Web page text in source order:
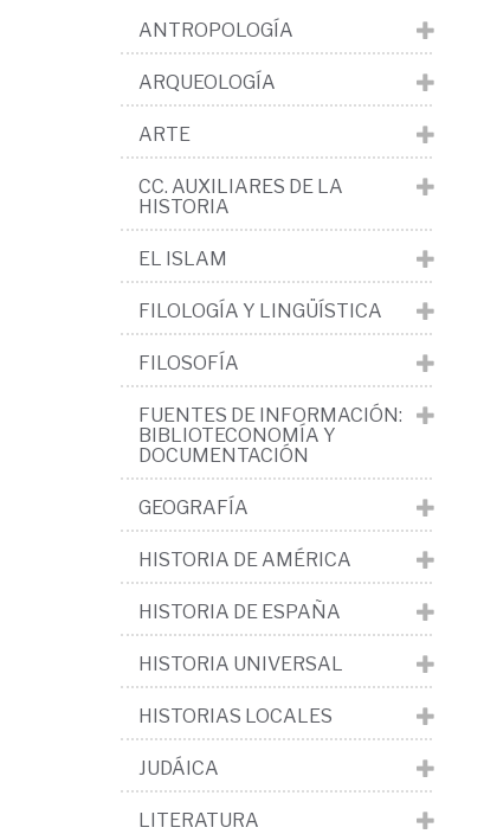
ANTROPOLOGÍA
ARQUEOLOGÍA
ARTE
CC. AUXILIARES DE LA
HISTORIA
EL ISLAM
FILOLOGÍA Y LINGÜÍSTICA
FILOSOFÍA
FUENTES DE INFORMACIÓN:
BIBLIOTECONOMÍA Y
DOCUMENTACIÓN
GEOGRAFÍA
HISTORIA DE AMÉRICA
HISTORIA DE ESPAÑA
HISTORIA UNIVERSAL
HISTORIAS LOCALES
JUDÁICA
LITERATURA